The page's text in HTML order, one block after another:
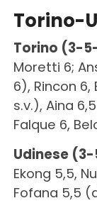
Torino-
Torino (3-
Moretti 6;
6), Rincon
s.v.), Aina
Falque 6,
Udinese
Ekong 5,5,
Fofana 5,5